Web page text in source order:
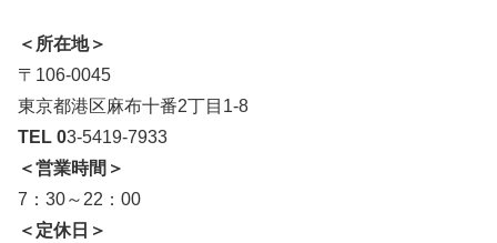
＜所在地＞
〒106-0045
東京都港区麻布十番2丁目1-8
TEL 03-5419-7933
＜営業時間＞
7：30～22：00
＜定休日＞